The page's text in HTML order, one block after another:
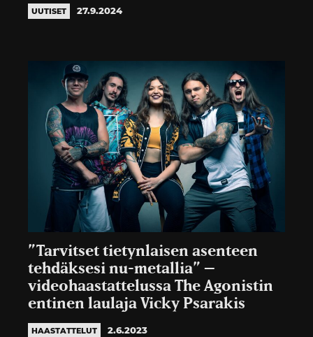
UUTISET 27.9.2024
”Tarvitset tietynlaisen asenteen
tehdäksesi nu-metallia” –
videohaastattelussa The Agonistin
entinen laulaja Vicky Psarakis
HAASTATTELUT 2.6.2023